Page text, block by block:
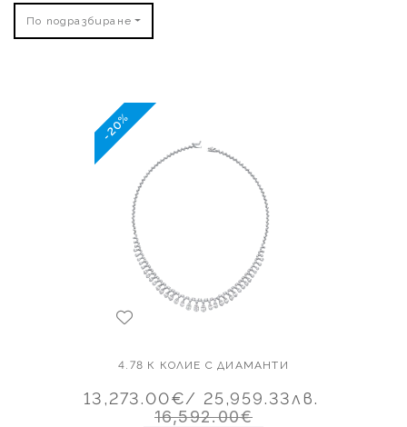
По подразбиране
-20%
4.78 К КОЛИЕ С ДИАМАНТИ
13,273.00€/ 25,959.33лв.
16,592.00€